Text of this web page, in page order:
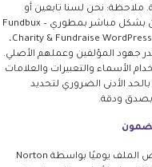
ملاحظة: نحن لسنا تابعين أو
مرتبطين بشكل مباشر بمطوري Fundbux –
Charity & Fundraise WordPress Theme،
جهود المؤلفين وعملهم الأصلي.
الأسماء والتعبيرات والعلامات
بالحد الأدنى الضروري لتحديد
بصدق ودقة.
يتم فحص الملف يوميًا بواسطة Norton